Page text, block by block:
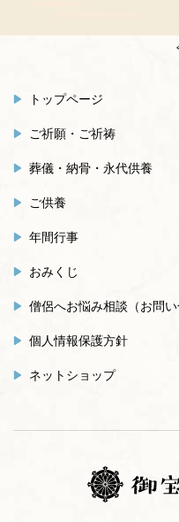
トップページ
ご祈願・ご祈祷
葬儀・納骨・永代供養
ご供養
年間行事
おみくじ
僧侶へお悩み相談（お問い
個人情報保護方針
ネットショップ